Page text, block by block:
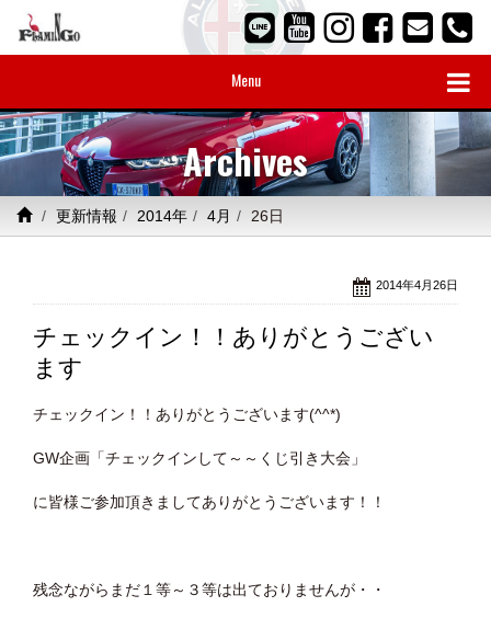
Menu
Archives
更新情報 2014年 4月 26日
2014年4月26日
チェックイン！！ありがとうござい
ます
チェックイン！！ありがとうございます(^^*)
GW企画「チェックインして～～くじ引き大会」
に皆様ご参加頂きましてありがとうございます！！
残念ながらまだ１等～３等は出ておりませんが・・